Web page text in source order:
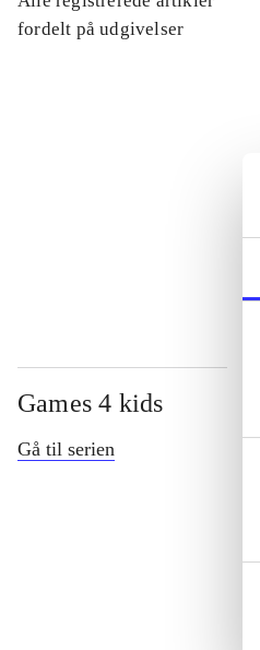
fordelt på udgivelser
Games 4 kids
Gå til serien